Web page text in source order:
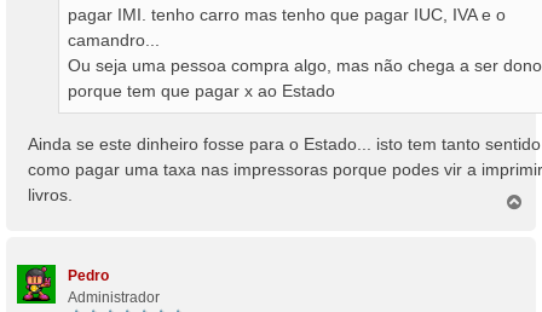
pagar IMI. tenho carro mas tenho que pagar IUC, IVA e o
camandro...
Ou seja uma pessoa compra algo, mas não chega a ser dono
porque tem que pagar x ao Estado
Ainda se este dinheiro fosse para o Estado... isto tem tanto sentido
como pagar uma taxa nas impressoras porque podes vir a imprimir
livros.
Pedro
Administrador